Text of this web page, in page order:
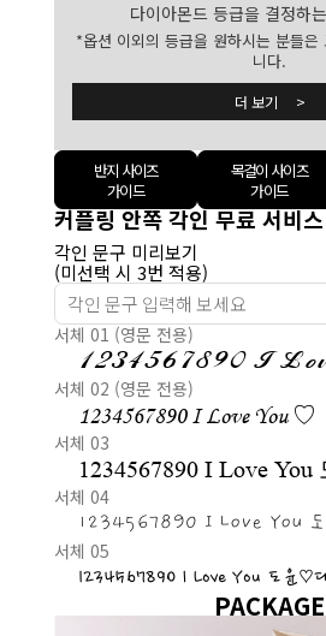
다이아몬드 등급을 결정하
*옵션 이외의 등급을 원하시는 분들은
니다.
더 보기 >
반지 사이즈
가이드
목걸이 사이즈
가이드
커플링 안쪽 각인 무료 서비스
각인 문구 미리보기
(미선택 시 3번 적용)
서체 01 (영문 전용)
1234567890 I
서체 02 (영문 전용)
1234567890 I Love You ♡
서체 03
1234567890 I Love
서체 04
1234567890 I Love You 도
서체 05
1234567890 I Love You 도윤♡
PACKAGE